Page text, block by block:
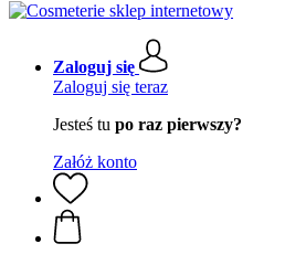
Zaloguj się
Zaloguj się teraz
Jesteś tu po raz pierwszy?
Załóż konto